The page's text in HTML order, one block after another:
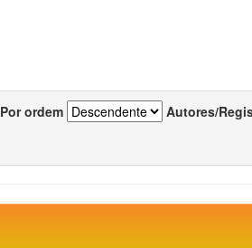
Por ordem Autores/